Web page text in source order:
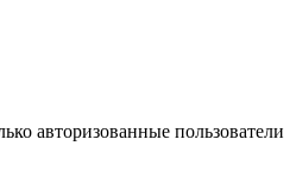
авторизованные пользователи